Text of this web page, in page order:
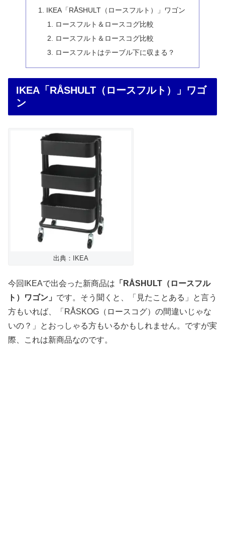
IKEA「RÅSHULT（ロースフルト）」ワゴン
ロースフルト＆ロースコグ比較
ロースフルト＆ロースコグ比較
ロースフルトはテーブル下に収まる？
IKEA「RÅSHULT（ロースフルト）」ワゴ
ン
出典：IKEA
今回IKEAで出会った新商品は 「RÅSHULT（ロースフル
ト）ワゴン」 です。そう聞くと、「見たことある」と言う
方もいれば、「RÅSKOG（ロースコグ）の間違いじゃな
いの？」とおっしゃる方もいるかもしれません。ですが実
際、これは新商品なのです。